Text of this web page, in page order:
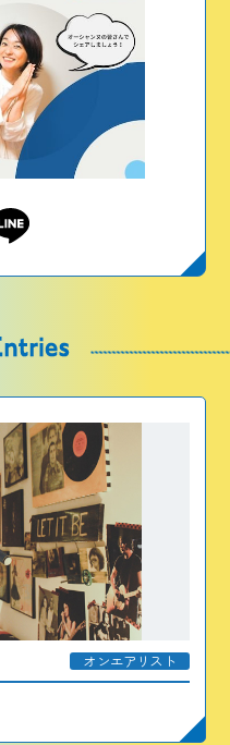
オンエアリスト